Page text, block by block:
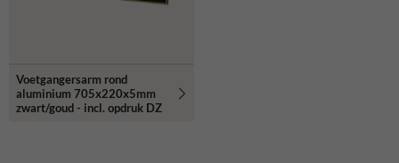
Voetgangersarm rond
aluminium 705x220x5mm
zwart/goud - incl. opdruk DZ